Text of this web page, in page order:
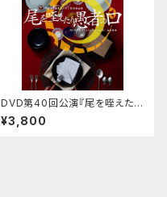
DVD第40回公演『尾を咥えたり
愚者の口』
¥3,800